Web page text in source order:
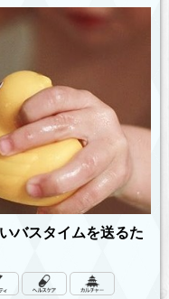
バスタイムを送るた